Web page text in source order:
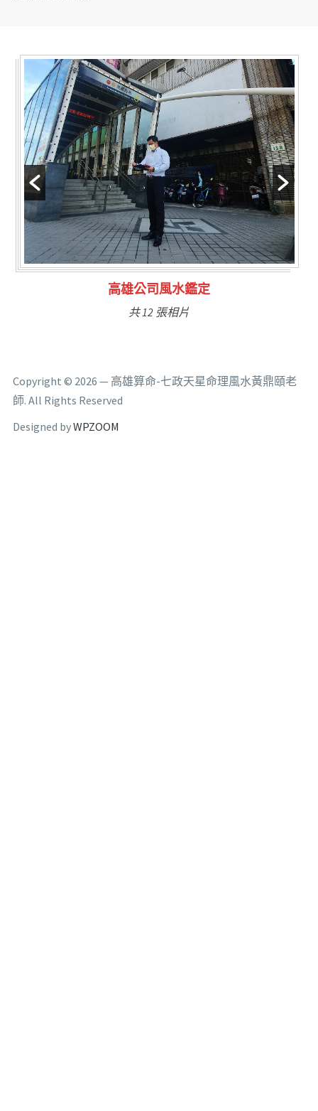
林氏福主量子生基造
Copyright © 2026 — 高雄算命-七政天星命理風水黃鼎頤老
師. All Rights Reserved
Designed byWPZOOM